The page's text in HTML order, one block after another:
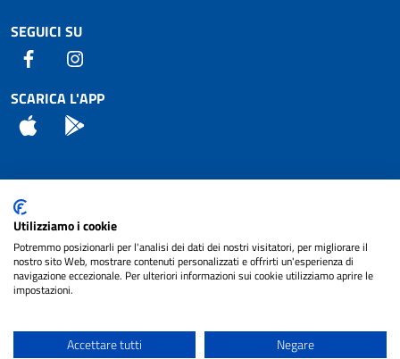
SEGUICI SU
Facebook
SCARICA L'APP
App Store
Attuazione Misure PNRR
Piano di miglioramento del sito
Note legali
cura diNET SMART
Utilizziamo i cookie
Potremmo posizionarli per l'analisi dei dati dei nostri visitatori, per migliorare il
nostro sito Web, mostrare contenuti personalizzati e offrirti un'esperienza di
navigazione eccezionale. Per ulteriori informazioni sui cookie utilizziamo aprire le
impostazioni.
Accettare tutti Negare